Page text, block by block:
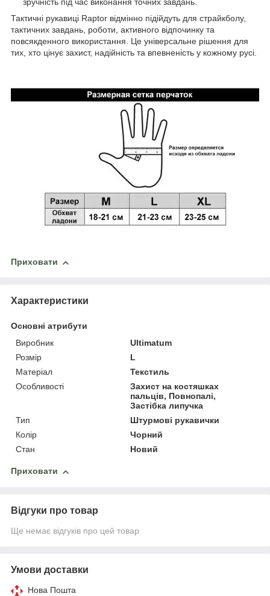
Тактичні рукавиці Raptor відмінно підійдуть для страйкболу,
тактичних завдань, роботи, активного відпочинку та
повсякденного використання. Це універсальне рішення для
тих, хто цінує захист, надійність та впевненість у кожному русі.
Приховати
Характеристики
Основні атрибути
Виробник
Ultimatum
Розмір
L
Матеріал
Текстиль
Особливості
Захист на костяшках
пальців, Повнопалі,
Застібка липучка
Тип
Штурмові рукавички
Колір
Чорний
Стан
Новий
Приховати
Відгуки про товар
Ще немає відгуків про цей товар
Умови доставки
Нова Пошта